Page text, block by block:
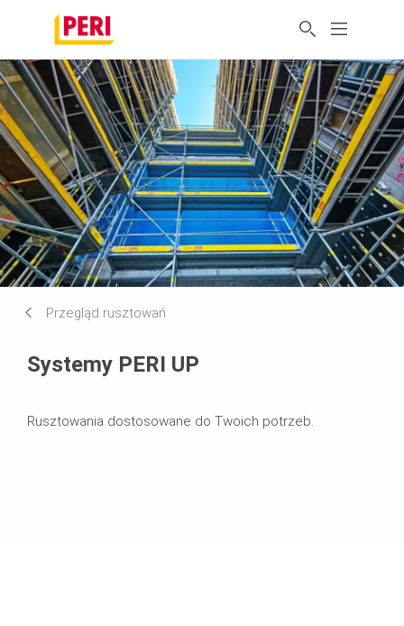
Przegląd rusztowań
Systemy PERI UP
Rusztowania dostosowane do Twoich potrzeb.